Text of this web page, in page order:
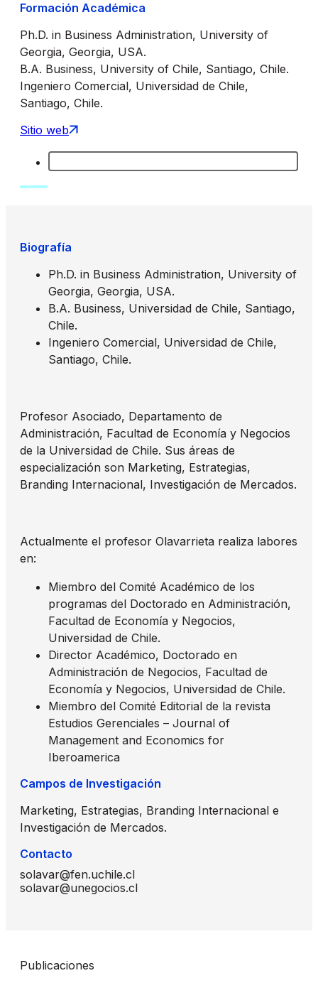
Formación Académica
Ph.D. in Business Administration, University of
Georgia, Georgia, USA.
B.A. Business, University of Chile, Santiago, Chile.
Ingeniero Comercial, Universidad de Chile,
Santiago, Chile.
Sitio web
Biografía
Ph.D. in Business Administration, University of
Georgia, Georgia, USA.
B.A. Business, Universidad de Chile, Santiago,
Chile.
Ingeniero Comercial, Universidad de Chile,
Santiago, Chile.
Profesor Asociado, Departamento de
Administración, Facultad de Economía y Negocios
de la Universidad de Chile. Sus áreas de
especialización son Marketing, Estrategias,
Branding Internacional, Investigación de Mercados.
Actualmente el profesor Olavarrieta realiza labores
en:
Miembro del Comité Académico de los
programas del Doctorado en Administración,
Facultad de Economía y Negocios,
Universidad de Chile.
Director Académico, Doctorado en
Administración de Negocios, Facultad de
Economía y Negocios, Universidad de Chile.
Miembro del Comité Editorial de la revista
Estudios Gerenciales – Journal of
Management and Economics for
Iberoamerica
Campos de Investigación
Marketing, Estrategias, Branding Internacional e
Investigación de Mercados.
Contacto
solavar@fen.uchile.cl
solavar@unegocios.cl
Publicaciones